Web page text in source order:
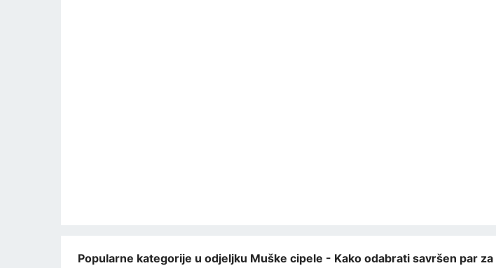
Popularne kategorije u odjeljku Muške cipele - Kako odabrati savršen par